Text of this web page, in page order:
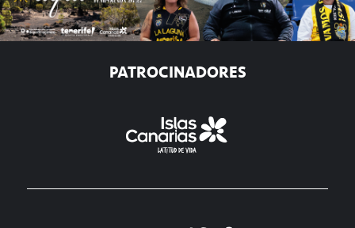
PATROCINADORES